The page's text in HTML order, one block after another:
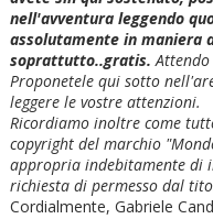
nell'avventura leggendo
assolutamente in maniera
soprattutto..gratis.
Proponetele qui sotto
leggere le vostre attenzioni.
Ricordiamo inoltre come
copyright del marchio
appropria indebitamente di
richiesta di permesso dal
Cordialmente, Gabriele